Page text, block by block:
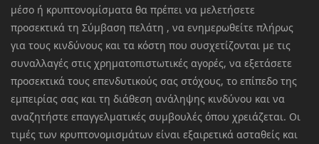
μέσο ή κρυπτονομίσματα θα πρέπει να μελετήσετε
προσεκτικά τη Σύμβαση πελάτη , να ενημερωθείτε πλήρως
για τους κινδύνους και τα κόστη που συσχετίζονται με τις
συναλλαγές στις χρηματοπιστωτικές αγορές, να εξετάσετε
προσεκτικά τους επενδυτικούς σας στόχους, το επίπεδο της
εμπειρίας σας και τη διάθεση ανάληψης κινδύνου και να
αναζητήστε επαγγελματικές συμβουλές όπου χρειάζεται. Οι
τιμές των κρυπτονομισμάτων είναι εξαιρετικά ασταθείς και